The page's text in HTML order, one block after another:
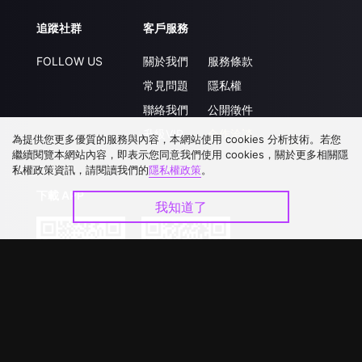
追蹤社群
FOLLOW US
客戶服務
關於我們
常見問題
聯絡我們
升級VIP
服務條款
隱私權
公開徵件
合作洽談
下載 APP
為提供您更多優質的服務與內容，本網站使用 cookies 分析技術。若您
繼續閱覽本網站內容，即表示您同意我們使用 cookies，關於更多相關隱
私權政策資訊，請閱讀我們的隱私權政策。
我知道了